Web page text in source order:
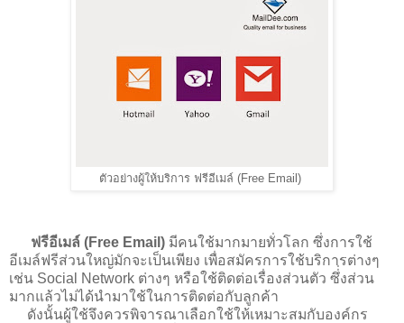
ตัวอย่างผู้ให้บริการ ฟรีอีเมล์ (Free Email)
ฟรีอีเมล์ (Free Email) มีคนใช้มากมายทั่วโลก ซึ่งการใช้
อีเมล์ฟรีส่วนใหญ่มักจะเป็นเพียง เพื่อสมัครการใช้บริการต่างๆ
เช่น Social Network ต่างๆ หรือใช้ติดต่อเรื่องส่วนตัว ซึ่่งส่วน
มากแล้วไม่ได้นำมาใช้ในการติดต่อกับลูกค้า
ดังนั้นผู้ใช้จึงควรพิจารณาเลือกใช้ให้เหมาะสมกับองค์กร